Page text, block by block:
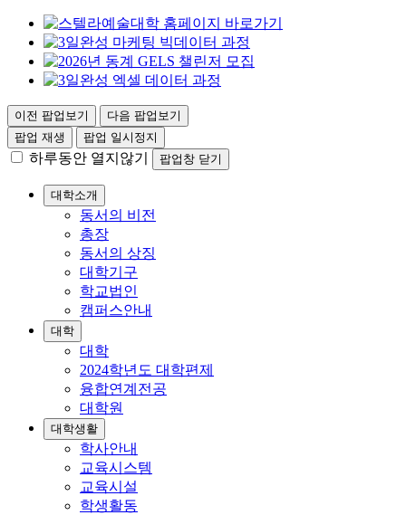
이전 팝업보기
다음 팝업보기
팝업 재생
팝업 일시정지
하루동안 열지않기 팝업창 닫기
대학소개
동서의 비전
총장
동서의 상징
대학기구
학교법인
캠퍼스안내
대학
대학
2024학년도 대학편제
융합연계전공
대학원
대학생활
학사안내
교육시스템
교육시설
학생활동